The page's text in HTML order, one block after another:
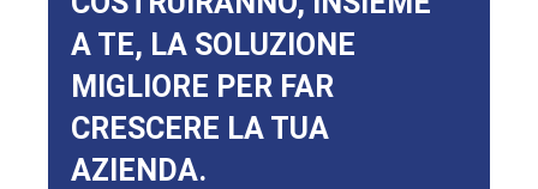
A TE, LA SOLUZIONE
MIGLIORE PER FAR
CRESCERE LA TUA
AZIENDA.